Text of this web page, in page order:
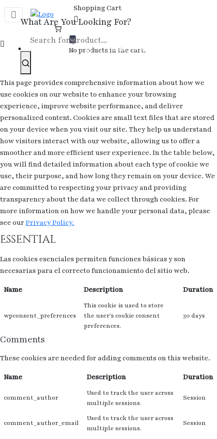
Skip
What Are You Looking For?
Shopping Cart
No products in the cart.
Cookie Policy
Cookie Policy
This page provides comprehensive information about how we
use cookies on our website to enhance your browsing
experience, improve website performance, and deliver
personalized content. Cookies are small text files that are stored
on your device when you visit our site. They help us understand
how visitors interact with our website, allowing us to offer a
smoother and more efficient user experience. In the table below,
you will find detailed information about each type of cookie we
use, their purpose, and how long they remain on your device. We
are committed to respecting your privacy and providing
transparency about the data we collect through cookies. For
more information on how we handle your personal data, please
see ourPrivacy Policy.
Essential
Las cookies esenciales permiten funciones básicas y son
necesarias para el correcto funcionamiento del sitio web.
Name Description Duration
wpconsent_preferences
This cookie is used to store
the user's cookie consent
preferences.
30 days
Comments
These cookies are needed for adding comments on this website.
Name Description Duration
comment_author
Used to track the user across
multiple sessions.
Session
comment_author_email
Used to track the user across
multiple sessions.
Session